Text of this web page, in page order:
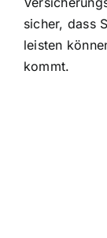
sicher, dass
leisten
kommt.